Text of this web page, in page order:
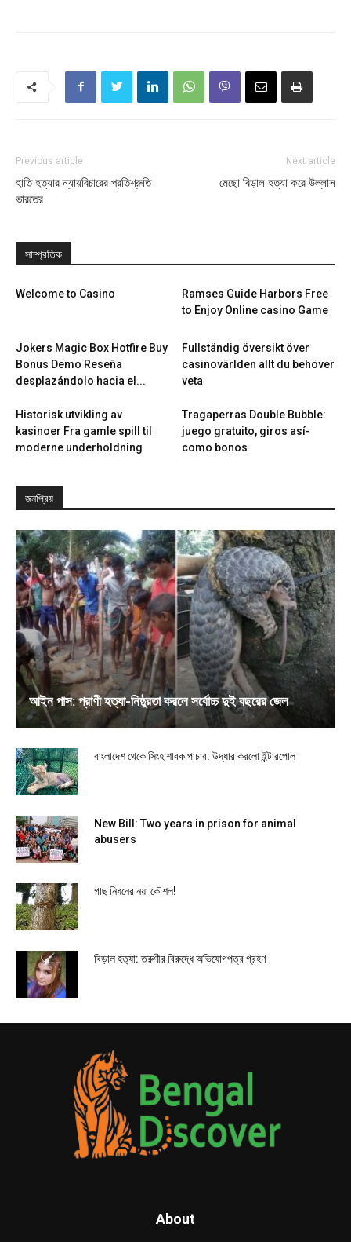
Previous article
হাতি হত্যার ন্যায়বিচারের প্রতিশ্রুতি
ভারতের
Next article
মেছো বিড়াল হত্যা করে উল্লাস
সাম্প্রতিক
Welcome to Casino
Ramses Guide Harbors Free
to Enjoy Online casino Game
Jokers Magic Box Hotfire Buy
Bonus Demo Reseña
desplazándolo hacia el...
Fullständig översikt över
casinovärlden allt du behöver
veta
Historisk utvikling av
kasinoer Fra gamle spill til
moderne underholdning
Tragaperras Double Bubble:
juego gratuito, giros así­
como bonos
জনপ্রিয়
আইন পাস: প্রাণী হত্যা-নিষ্ঠুরতা করলে সর্বোচ্চ দুই বছরের জেল
বাংলাদেশ থেকে সিংহ শাবক পাচার: উদ্ধার করলো ইন্টারপোল
New Bill: Two years in prison for animal
abusers
গাছ নিধনের নয়া কৌশল!
বিড়াল হত্যা: তরুণীর বিরুদ্ধে অভিযোগপত্র গ্রহণ
About